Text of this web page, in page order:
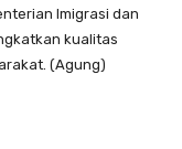
Imigrasi dan
kualitas
(Agung)